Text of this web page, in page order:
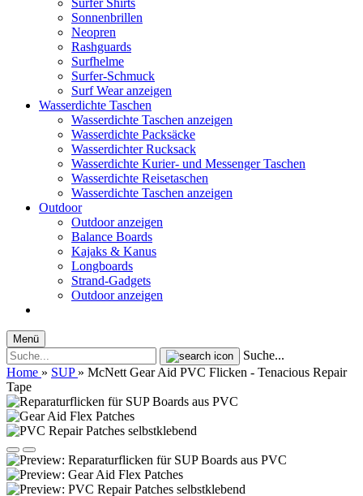
Surfer Shirts
Sonnenbrillen
Neopren
Rashguards
Surfhelme
Surfer-Schmuck
Surf Wear anzeigen
Wasserdichte Taschen
Wasserdichte Taschen anzeigen
Wasserdichte Packsäcke
Wasserdichter Rucksack
Wasserdichte Kurier- und Messenger Taschen
Wasserdichte Reisetaschen
Wasserdichte Taschen anzeigen
Outdoor
Outdoor anzeigen
Balance Boards
Kajaks & Kanus
Longboards
Strand-Gadgets
Outdoor anzeigen
Menü
Suche...
Home » SUP » McNett Gear Aid PVC Flicken - Tenacious Repair
Tape